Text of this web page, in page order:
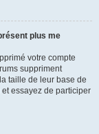
plus me
votre compte
suppriment
taille de leur base de
essayez de participer